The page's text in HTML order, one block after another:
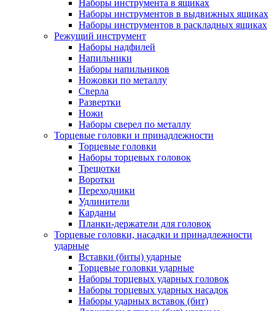
Наборы инструмента в ящиках
Наборы инструментов в выдвижных ящиках
Наборы инструментов в раскладных ящиках
Режущий инструмент
Наборы надфилей
Напильники
Наборы напильников
Ножовки по металлу
Сверла
Развертки
Ножи
Наборы сверел по металлу
Торцевые головки и принадлежности
Торцевые головки
Наборы торцевых головок
Трещотки
Воротки
Переходники
Удлинители
Карданы
Планки-держатели для головок
Торцевые головки, насадки и принадлежности
ударные
Вставки (биты) ударные
Торцевые головки ударные
Наборы торцевых ударных головок
Наборы торцевых ударных насадок
Наборы ударных вставок (бит)